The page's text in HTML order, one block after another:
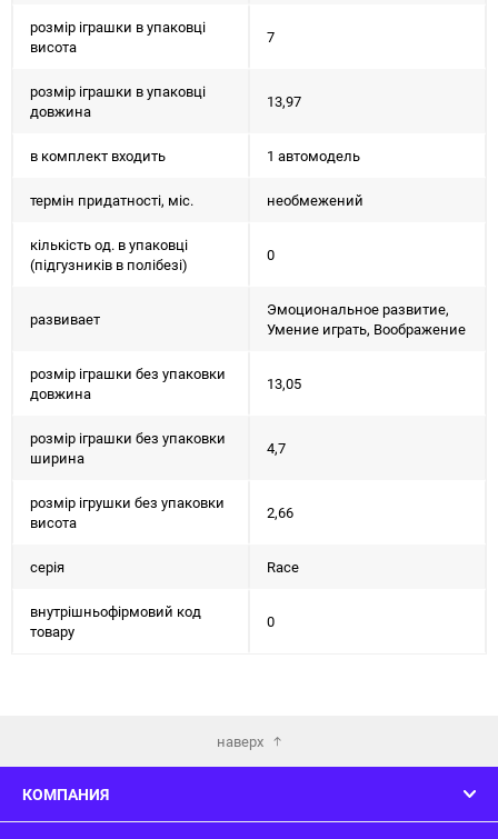
розмір іграшки в упаковці
висота
7
розмір іграшки в упаковці
довжина
13,97
в комплект входить 1 автомодель
термін придатності, міс. необмежений
кількість од. в упаковці
(підгузників в полібезі)
0
развивает
Эмоциональное развитие,
Умение играть, Воображение
розмір іграшки без упаковки
довжина
13,05
розмір іграшки без упаковки
ширина
4,7
розмір ігрушки без упаковки
висота
2,66
серія Race
внутрішньофірмовий код
товару
0
наверх
КОМПАНИЯ